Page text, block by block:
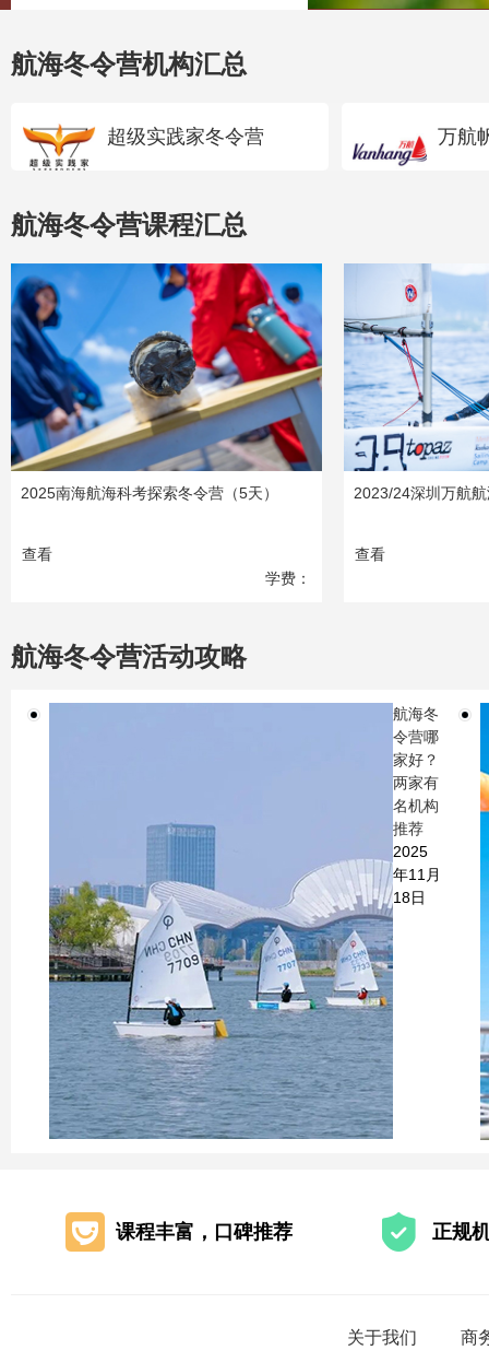
航海冬令营机构汇总
超级实践家冬令营 万航
航海冬令营课程汇总
2025南海航海科考探索冬令营（5天）
学费：
29990
查看
2023/24深圳万航
查看
航海冬令营活动攻略
航海冬
令营哪
家好？
两家有
名机构
推荐
2025
年11月
18日
课程丰富，口碑推荐 正规
关于我们 商